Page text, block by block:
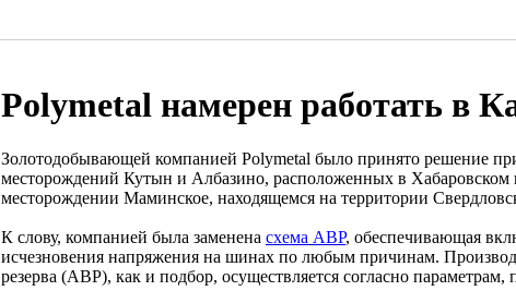
Polymetal намерен работать в
Золотодобывающей компанией Polymetal было принято решение
месторождений Кутын и Албазино, расположенных в Хабаровском
месторождении Маминское, находящемся на территории
К слову, компанией была заменена схема АВР, обеспечивающая
исчезновения напряжения на шинах по любым причинам.
резерва (АВР), как и подбор, осуществляется согласно параметрам,